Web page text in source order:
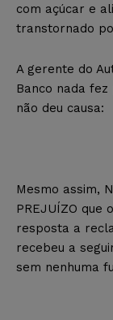
com açúcar e
transtornado
A gerente do
Banco nada
não deu causa:
Mesmo assim,
PREJUÍZO que
resposta a
recebeu a
sem nenhuma